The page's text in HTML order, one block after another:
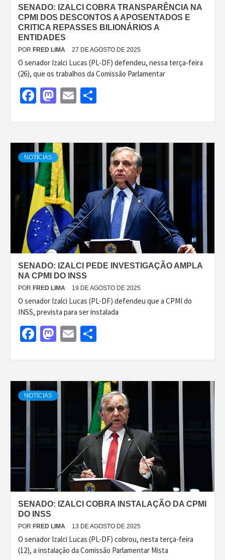
SENADO: IZALCI COBRA TRANSPARÊNCIA NA
CPMI DOS DESCONTOS A APOSENTADOS E
CRITICA REPASSES BILIONÁRIOS A
ENTIDADES
POR FRED LIMA 27 DE AGOSTO DE 2025
O senador Izalci Lucas (PL-DF) defendeu, nessa terça-feira
(26), que os trabalhos da Comissão Parlamentar
Facebook
Mastodon
Email
NOTÍCIAS
SENADO: IZALCI PEDE INVESTIGAÇÃO AMPLA
NA CPMI DO INSS
POR FRED LIMA 19 DE AGOSTO DE 2025
O senador Izalci Lucas (PL-DF) defendeu que a CPMI do
INSS, prevista para ser instalada
Facebook
Mastodon
Email
NOTÍCIAS
SENADO: IZALCI COBRA INSTALAÇÃO DA CPMI
DO INSS
POR FRED LIMA 13 DE AGOSTO DE 2025
O senador Izalci Lucas (PL-DF) cobrou, nesta terça-feira
(12), a instalação da Comissão Parlamentar Mista